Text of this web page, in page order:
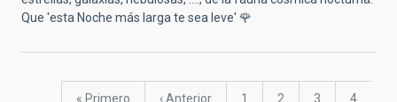
Que 'esta Noche más larga te sea leve' 🌹
PaginaciónPrimera
« Primero
Página
‹ Anterior Página
1 Página
2 Página
3 Página
4